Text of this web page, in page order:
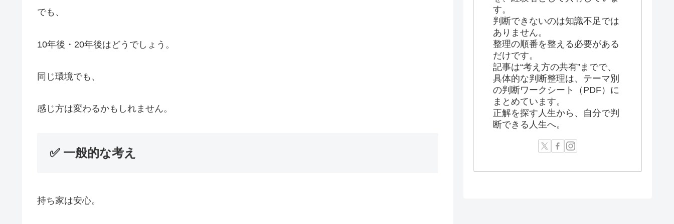
でも、
10年後・20年後はどうでしょう。
同じ環境でも、
感じ方は変わるかもしれません。
✅ 一般的な考え
持ち家は安心。
す。
判断できないのは知識不足では
ありません。
整理の順番を整える必要がある
だけです。
記事は“考え方の共有”までで、
具体的な判断整理は、テーマ別
の判断ワークシート（PDF）に
まとめています。
正解を探す人生から、自分で判
断できる人生へ。